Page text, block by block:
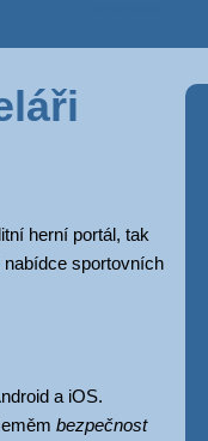
herní portál, tak
sportovních
a iOS.
bezpečnost